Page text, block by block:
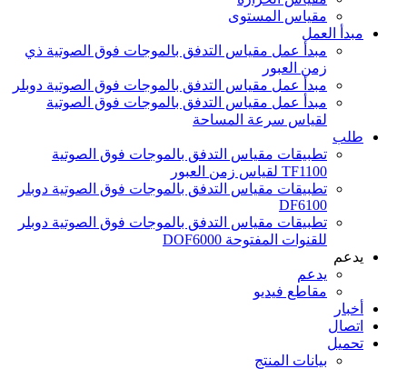
مقياس المستوى
مبدأ العمل
مبدأ عمل مقياس التدفق بالموجات فوق الصوتية ذي
زمن العبور
مبدأ عمل مقياس التدفق بالموجات فوق الصوتية دوبلر
مبدأ عمل مقياس التدفق بالموجات فوق الصوتية
لقياس سرعة المساحة
طلب
تطبيقات مقياس التدفق بالموجات فوق الصوتية
TF1100 لقياس زمن العبور
تطبيقات مقياس التدفق بالموجات فوق الصوتية دوبلر
DF6100
تطبيقات مقياس التدفق بالموجات فوق الصوتية دوبلر
للقنوات المفتوحة DOF6000
يدعم
يدعم
مقاطع فيديو
أخبار
اتصال
تحميل
بيانات المنتج